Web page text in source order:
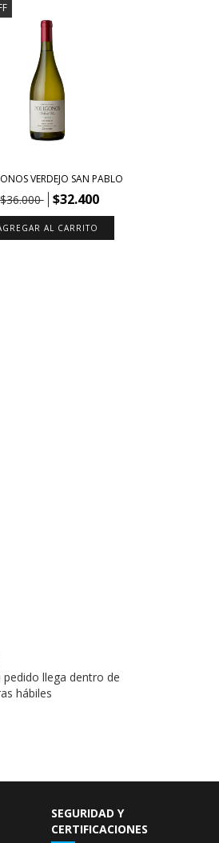
VERDEJO SAN PABLO
$36.000 $32.400
pedido llega dentro de
hábiles
SEGURIDAD Y
CERTIFICACIONES